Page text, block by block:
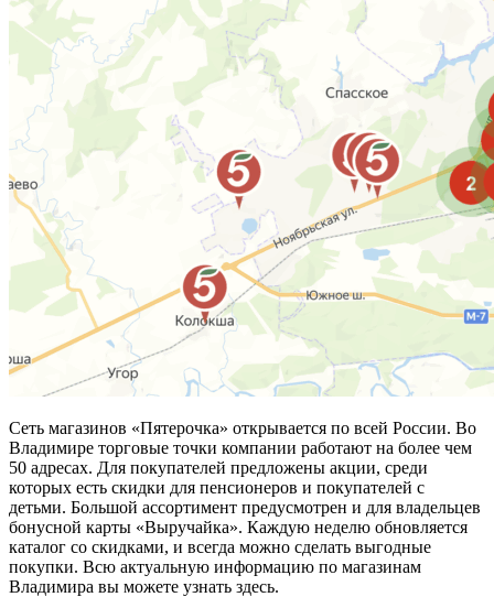
Сеть магазинов «Пятерочка» открывается по всей России. Во
Владимире торговые точки компании работают на более чем
50 адресах. Для покупателей предложены акции, среди
которых есть скидки для пенсионеров и покупателей с
детьми. Большой ассортимент предусмотрен и для владельцев
бонусной карты «Выручайка». Каждую неделю обновляется
каталог со скидками, и всегда можно сделать выгодные
покупки. Всю актуальную информацию по магазинам
Владимира вы можете узнать здесь.